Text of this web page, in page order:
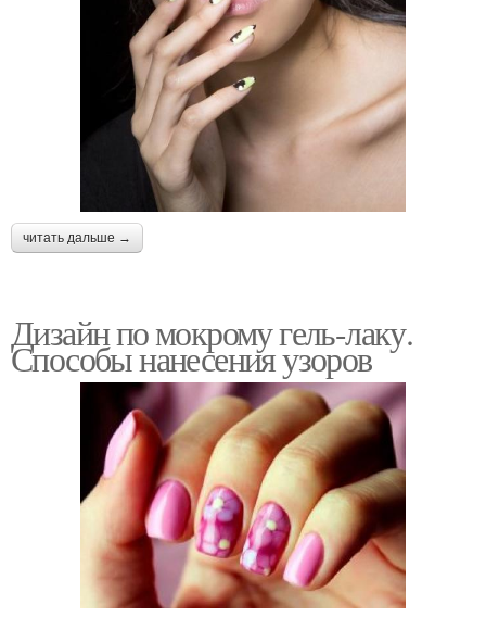
читать дальше →
Дизайн по мокрому гель-лаку.
Способы нанесения узоров